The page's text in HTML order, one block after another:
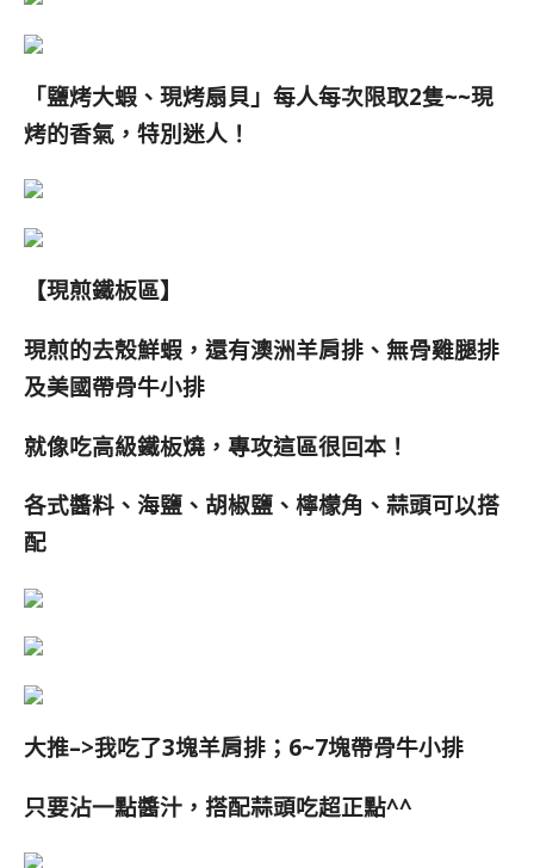
「鹽烤大蝦、 現烤扇貝 」每人每次限取2隻~~現
烤的香氣，特別迷人！
【現煎鐵板區】
現煎的去殼鮮蝦，還有澳洲羊肩排、無骨雞腿排
及美國帶骨牛小排
就像吃高級鐵板燒，專攻這區很回本！
各式醬料、海鹽、胡椒鹽、檸檬角、蒜頭可以搭
配
大推–>我吃了3塊羊肩排；6~7塊帶骨牛小排
只要沾一點醬汁，搭配蒜頭吃超正點^^